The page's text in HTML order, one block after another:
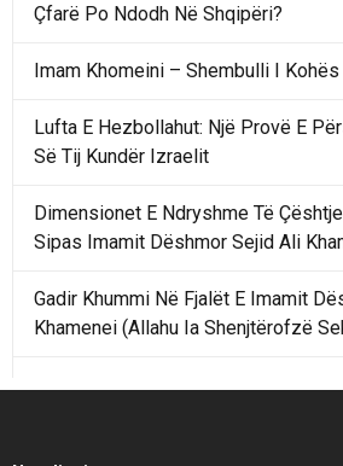
Çfarë Po Ndodh Në Shqipëri?
Imam Khomeini – Shembulli I Kohës
Lufta E Hezbollahut: Një Provë E
Së Tij Kundër Izraelit
Dimensionet E Ndryshme Të
Sipas Imamit Dëshmor Sejid Ali
Gadir Khummi Në Fjalët E Imamit
Khamenei (Allahu Ia Shenjtërofzë